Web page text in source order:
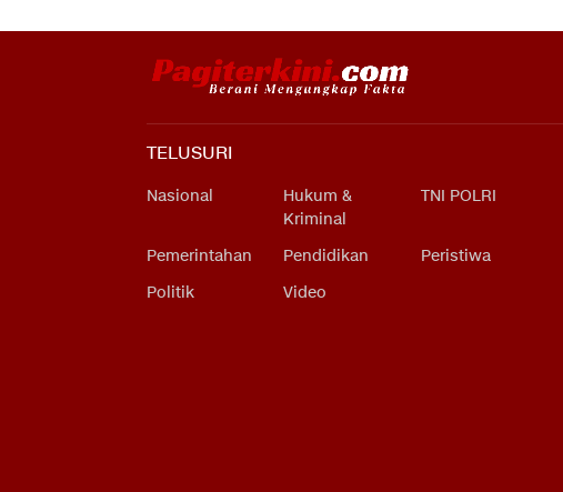
TELUSURI
Nasional
Hukum &
Kriminal
TNI POLRI
Pemerintahan Pendidikan
Peristiwa
Politik
Video